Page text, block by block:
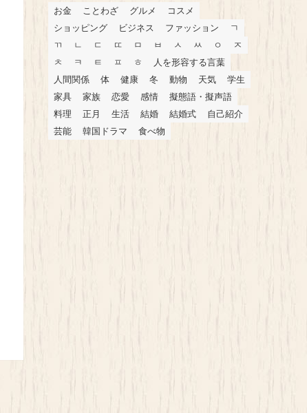
お金 ことわざ グルメ
コスメ
ショッピング
ビジネス ファッション
ㄱ
ㄲ
ㄴ ㄷ ㄸ ㅁ ㅂ ㅅ ㅆ ㅇ
ㅈ
ㅊ
ㅋ ㅌ ㅍ ㅎ
人を形容する言葉
人間関係
体 健康 冬 動物 天気
学生
家具
家族 恋愛 感情
擬態語・擬声語
料理
正月 生活 結婚 結婚式
自己紹介
芸能
韓国ドラマ 食べ物